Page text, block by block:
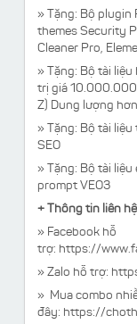
» Tặng: Bộ plugin
themes Security
Cleaner Pro,
» Tặng: Bộ tài liệu
trị giá 10.000.000
Z) Dung lượng
» Tặng: Bộ tài
SEO
» Tặng: Bộ tài
prompt VEO3
+ Thông tin liên hệ
» Facebook hỗ
trợ: https://
» Zalo hỗ trợ:
» Mua combo
đây: https://